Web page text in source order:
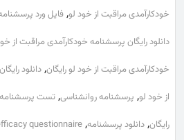
خودکارآمدی مراقبت از خود لو, فایل ورد
دانلود رایگان پرسشنامه خودکارآمدی مراقبت از
خودکارآمدی مراقبت از خود لو رایگان, دانلود
از خود لو, پرسشنامه روانشناسی, تست پرسشنامه
رایگان, دانلود پرسشنامه,
questionnaire